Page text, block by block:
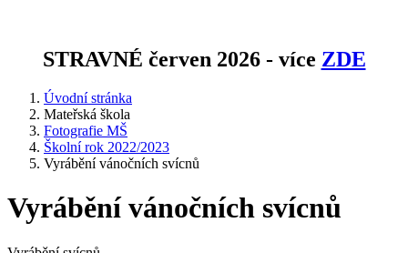
STRAVNÉ červen 2026 - více ZDE
Úvodní stránka
Mateřská škola
Fotografie MŠ
Školní rok 2022/2023
Vyrábění vánočních svícnů
Vyrábění vánočních svícnů